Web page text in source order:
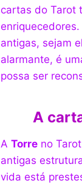
cartas do Tarot
enriquecedores.
antigas, sejam
alarmante, é
possa ser
A
A Torre no
antigas
vida está